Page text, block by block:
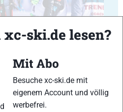
ski.de lesen?
Mit Abo
Besuche xc-ski.de mit
eigenem Account und völlig
werbefrei.